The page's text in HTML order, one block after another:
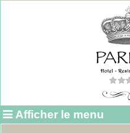
Afficher le menu